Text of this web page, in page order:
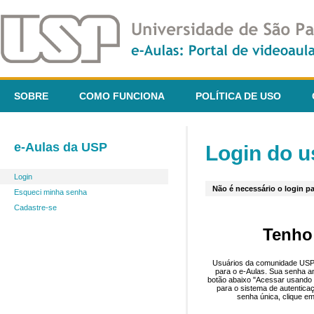
SOBRE COMO FUNCIONA POLÍTICA DE USO
e-Aulas da USP
Login
Esqueci minha senha
Cadastre-se
Login do
Não é necessário o login
Usuários da comunidade
para o e-Aulas. Sua senha
botão abaixo "Acessar
para o sistema de
senha única, clique